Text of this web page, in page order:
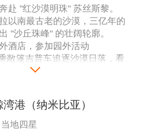
赴 "红沙漠明珠" 苏丝斯黎。
以南最古老的沙漠，三亿年的
"沙丘珠峰" 的壮阔轮廓。
酒店，参加园外活动
敞篷吉普车追逐沙漠日落，看
镀上金边，感受天地间的苍茫
欣赏日落美景的休闲活动。无
享受完酒店设施后，酒店向导
直接步入观景位，酒店会提供
港（纳米比亚）
当地四星